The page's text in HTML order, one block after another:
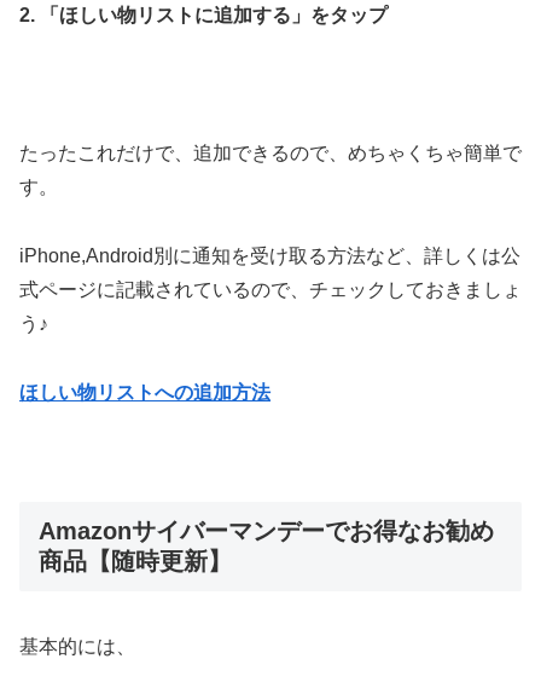
2. 「ほしい物リストに追加する」をタップ
たったこれだけで、追加できるので、めちゃくちゃ簡単で
す。
iPhone,Android別に通知を受け取る方法など、詳しくは公
式ページに記載されているので、チェックしておきましょ
う♪
ほしい物リストへの追加方法
Amazonサイバーマンデーでお得なお勧め
商品【随時更新】
基本的には、